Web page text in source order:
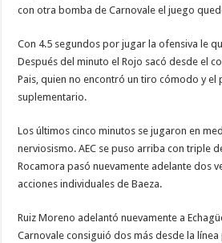
con otra bomba de Carnovale el juego
Con 4.5 segundos por jugar la ofensiva le
Después del minuto el Rojo sacó desde el
Pais, quien no encontró un tiro cómodo y el
suplementario.
Los últimos cinco minutos se jugaron en
nerviosismo. AEC se puso arriba con triple
Rocamora pasó nuevamente adelante dos
acciones individuales de Baeza.
Ruiz Moreno adelantó nuevamente a
Carnovale consiguió dos más desde la